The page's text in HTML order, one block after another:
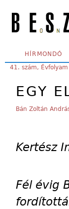
SECONDARY
HÍRMONDÓ
YOU ARE HERE:
41. szám,
EGY
Bán Zoltán
Kertész
Fél évig